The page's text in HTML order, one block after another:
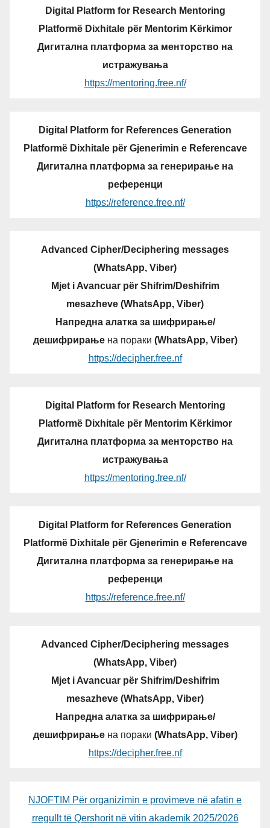
Digital Platform for Research Mentoring
Platformë Dixhitale për Mentorim Kërkimor
Дигитална платформа за менторство на
истражувања
https://mentoring.free.nf/
Digital Platform for References Generation
Platformë Dixhitale për Gjenerimin e Referencave
Дигитална платформа за генерирање на
референци
https://reference.free.nf/
Advanced Cipher/Deciphering messages
(WhatsApp, Viber)
Mjet i Avancuar për Shifrim/Deshifrim
mesazheve (WhatsApp, Viber)
Напредна алатка за шифрирање/
дешифрирањена пораки (WhatsApp, Viber)
https://decipher.free.nf
Digital Platform for Research Mentoring
Platformë Dixhitale për Mentorim Kërkimor
Дигитална платформа за менторство на
истражувања
https://mentoring.free.nf/
Digital Platform for References Generation
Platformë Dixhitale për Gjenerimin e Referencave
Дигитална платформа за генерирање на
референци
https://reference.free.nf/
Advanced Cipher/Deciphering messages
(WhatsApp, Viber)
Mjet i Avancuar për Shifrim/Deshifrim
mesazheve (WhatsApp, Viber)
Напредна алатка за шифрирање/
дешифрирањена пораки (WhatsApp, Viber)
https://decipher.free.nf
NJOFTIM Për organizimin e provimeve në afatin e
rregullt të Qershorit në vitin akademik 2025/2026